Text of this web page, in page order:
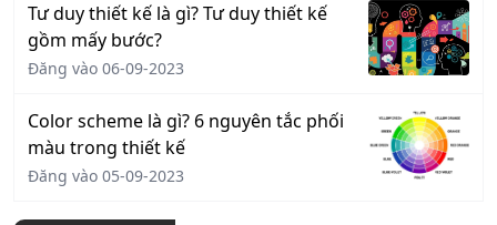
Tư duy thiết kế là gì? Tư duy thiết kế
gồm mấy bước?
Đăng vào 06-09-2023
Color scheme là gì? 6 nguyên tắc phối
màu trong thiết kế
Đăng vào 05-09-2023